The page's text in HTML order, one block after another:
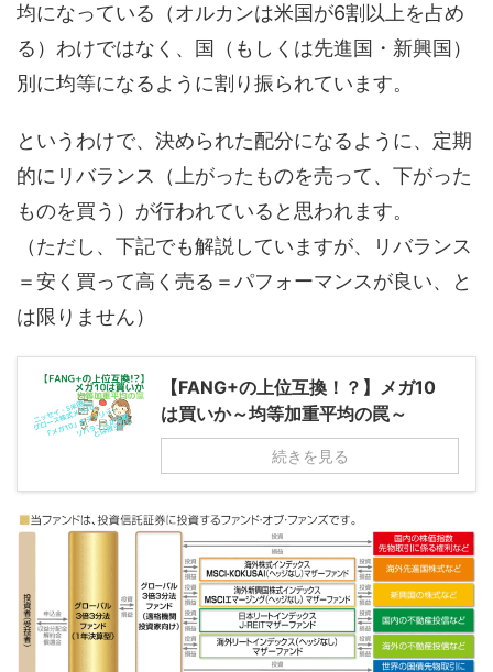
均になっている（オルカンは米国が6割以上を占め
る）わけではなく、国（もしくは先進国・新興国）
別に均等になるように割り振られています。
というわけで、決められた配分になるように、定期
的にリバランス（上がったものを売って、下がった
ものを買う）が行われていると思われます。
（ただし、下記でも解説していますが、リバランス
＝安く買って高く売る＝パフォーマンスが良い、と
は限りません）
【FANG+の上位互換！？】メガ10
は買いか～均等加重平均の罠～
続きを見る